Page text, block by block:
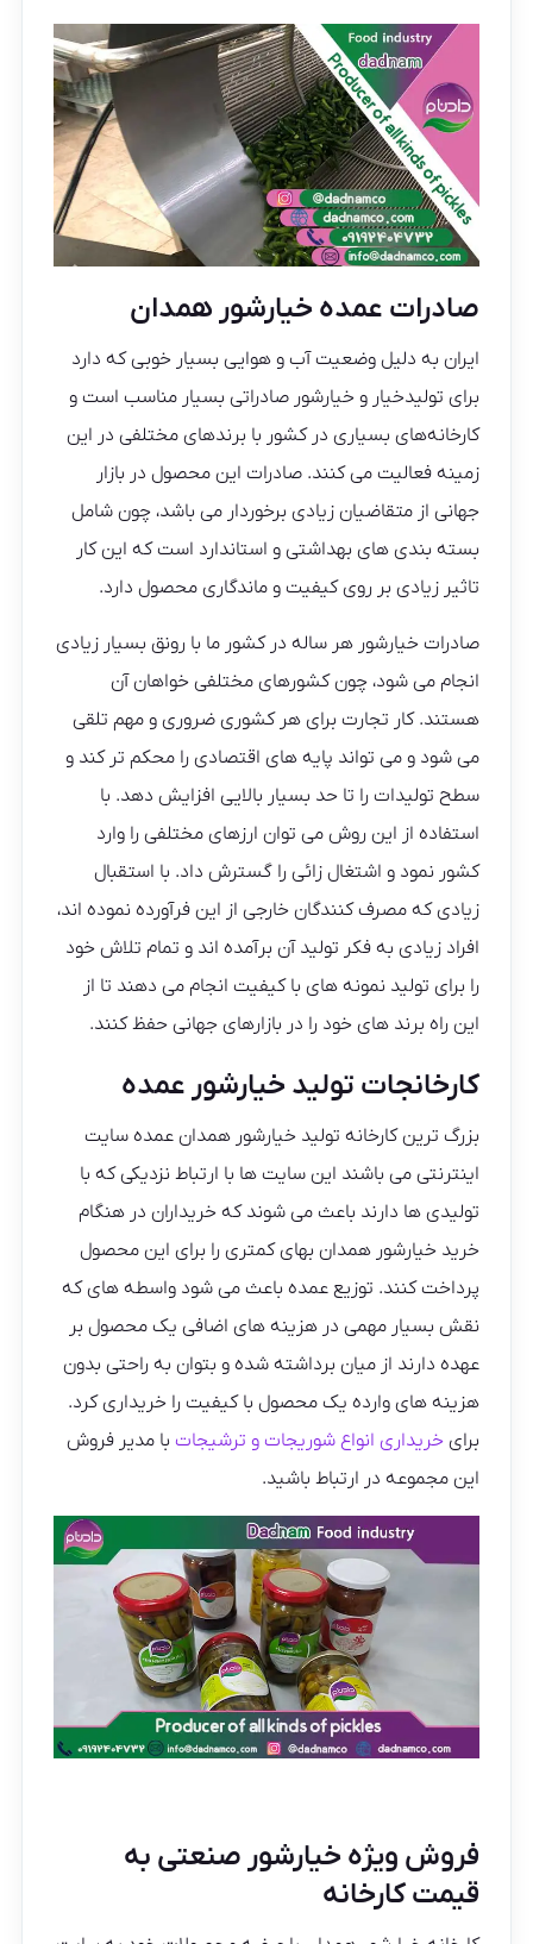
صادرات عمده خیارشور همدان
ایران به دلیل وضعیت آب و هوایی بسیار خوبی که دارد
برای تولیدخیار و خیارشور صادراتی بسیار مناسب است و
کارخانه‌های بسیاری در کشور با برندهای مختلفی در این
زمینه فعالیت می کنند. صادرات این محصول در بازار
جهانی از متقاضیان زیادی برخوردار می باشد، چون شامل
بسته بندی های بهداشتی و استاندارد است که این کار
تاثیر زیادی بر روی کیفیت و ماندگاری محصول دارد.
صادرات خیارشور هر ساله در کشور ما با رونق بسیار زیادی
انجام می شود، چون کشورهای مختلفی خواهان آن
هستند. کار تجارت برای هر کشوری ضروری و مهم تلقی
می شود و می تواند پایه های اقتصادی را محکم تر کند و
سطح تولیدات را تا حد بسیار بالایی افزایش دهد. با
استفاده از این روش می توان ارزهای مختلفی را وارد
کشور نمود و اشتغال زائی را گسترش داد. با استقبال
زیادی که مصرف کنندگان خارجی از این فرآورده نموده اند،
افراد زیادی به فکر تولید آن برآمده اند و تمام تلاش خود
را برای تولید نمونه های با کیفیت انجام می دهند تا از
این راه برند های خود را در بازارهای جهانی حفظ کنند.
کارخانجات تولید خیارشور عمده
بزرگ ترین کارخانه تولید خیارشور همدان عمده سایت
اینترنتی می باشند این سایت ها با ارتباط نزدیکی که با
تولیدی ها دارند باعث می شوند که خریداران در هنگام
خرید خیارشور همدان بهای کمتری را برای این محصول
پرداخت کنند. توزیع عمده باعث می شود واسطه های که
نقش بسیار مهمی در هزینه های اضافی یک محصول بر
عهده دارند از میان برداشته شده و بتوان به راحتی بدون
هزینه های وارده یک محصول با کیفیت را خریداری کرد.
برای خریداری انواع شوریجات و ترشیجات با مدیر فروش
این مجموعه در ارتباط باشید.
فروش ویژه خیارشور صنعتی به
قیمت کارخانه